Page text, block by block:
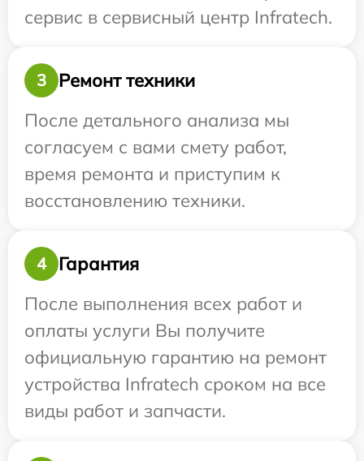
сервис в сервисный центр Infratech.
3
Ремонт техники
После детального анализа мы
согласуем с вами смету работ,
время ремонта и приступим к
восстановлению техники.
4
Гарантия
После выполнения всех работ и
оплаты услуги Вы получите
официальную гарантию на ремонт
устройства Infratech сроком на все
виды работ и запчасти.